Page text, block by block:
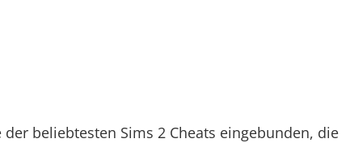
beliebtesten Sims 2 Cheats eingebunden, die